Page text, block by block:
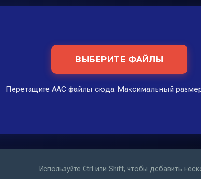
ВЫБЕРИТЕ ФАЙЛЫ
Перетащите AAC файлы сюда. Максимальный
Используйте Ctrl или Shift, чтобы добавить